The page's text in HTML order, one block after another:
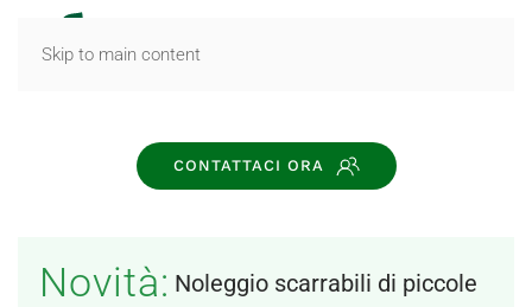
Skip to main content
CONTATTACI ORA
Novità: Noleggio scarrabili di piccole